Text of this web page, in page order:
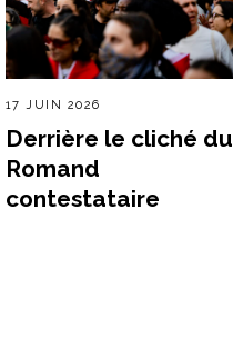
17 JUIN 2026
Derrière le cliché du
Romand
contestataire